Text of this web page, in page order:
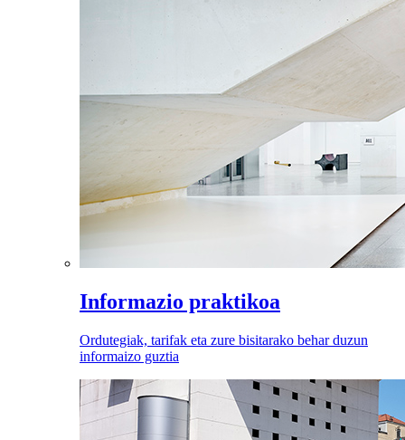
Informazio praktikoa
Ordutegiak, tarifak eta zure bisitarako behar duzun
informaizo guztia